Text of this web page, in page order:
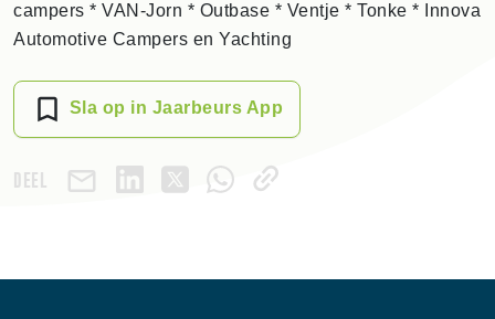
campers * VAN-Jorn * Outbase * Ventje * Tonke * Innova
Automotive Campers en Yachting
Sla op in Jaarbeurs App
DEEL